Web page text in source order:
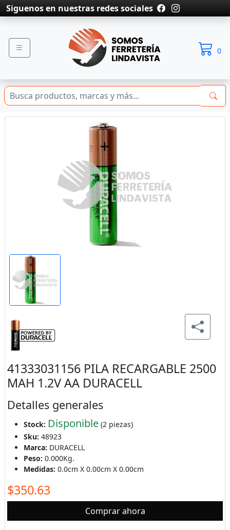
Siguenos en nuestras redes sociales
0
41333031156 PILA RECARGABLE 2500
MAH 1.2V AA DURACELL
Detalles generales
Stock: Disponible(2 piezas)
Sku: 48923
Marca: DURACELL
Peso: 0.000Kg.
Medidas: 0.0cm X 0.00cm X 0.00cm
$350.63
Comprar ahora